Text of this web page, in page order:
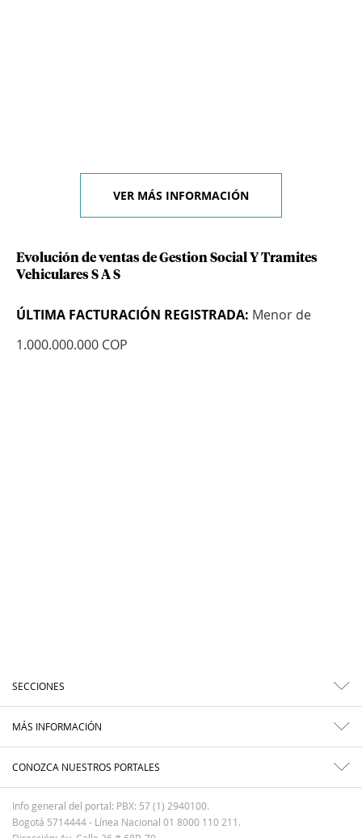
VER MÁS INFORMACIÓN
Evolución de ventas de Gestion Social Y Tramites
Vehiculares S A S
ÚLTIMA FACTURACIÓN REGISTRADA: Menor de
1.000.000.000 COP
SECCIONES
MÁS INFORMACIÓN
CONOZCA NUESTROS PORTALES
Info general del portal: PBX: 57 (1) 2940100.
Bogotá 5714444 - Línea Nacional 01 8000 110 211.